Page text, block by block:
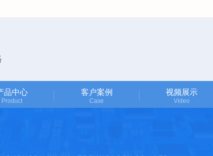
品中心
Product
客户案例
Case
视频展示
Video